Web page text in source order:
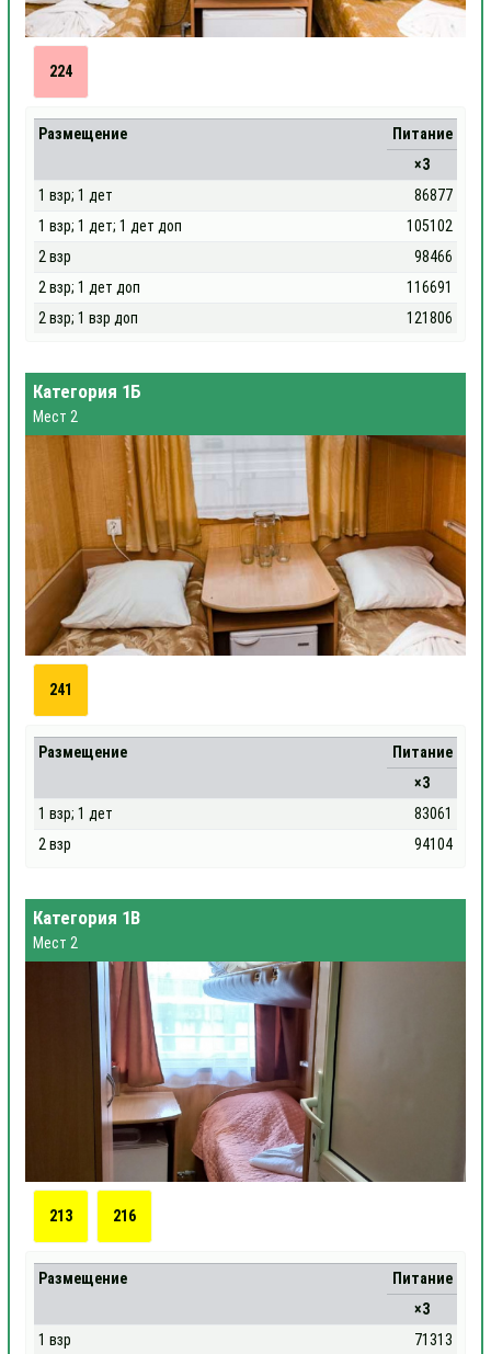
224
Размещение
Питание
×3
1 взр; 1 дет
86877
1 взр; 1 дет; 1 дет доп
105102
2 взр
98466
2 взр; 1 дет доп
116691
2 взр; 1 взр доп
121806
Категория 1Б
Мест 2
241
Размещение
Питание
×3
1 взр; 1 дет
83061
2 взр
94104
Категория 1В
Мест 2
213 216
Размещение
Питание
×3
1 взр
71313